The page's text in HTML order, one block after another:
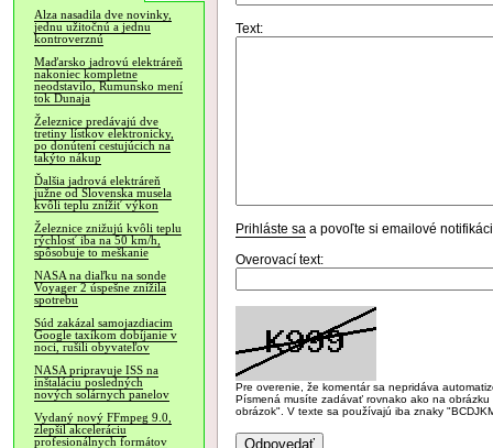
Alza nasadila dve novinky,
jednu užitočnú a jednu
kontroverznú
Maďarsko jadrovú elektráreň
nakoniec kompletne
neodstavilo, Rumunsko mení
tok Dunaja
Železnice predávajú dve
tretiny lístkov elektronicky,
po donútení cestujúcich na
takýto nákup
Ďalšia jadrová elektráreň
južne od Slovenska musela
kvôli teplu znížiť výkon
Železnice znižujú kvôli teplu
rýchlosť iba na 50 km/h,
spôsobuje to meškanie
NASA na diaľku na sonde
Voyager 2 úspešne znížila
spotrebu
Súd zakázal samojazdiacim
Google taxíkom dobíjanie v
noci, rušili obyvateľov
NASA pripravuje ISS na
inštaláciu posledných
nových solárnych panelov
Vydaný nový FFmpeg 9.0,
zlepšil akceleráciu
profesionálnych formátov
Text:
Prihláste sa a povoľte si emailové
Overovací text:
Pre overenie, že komentár sa nepridáva
Písmená musíte zadávať rovnako ako na
obrázok". V texte sa používajú iba znaky